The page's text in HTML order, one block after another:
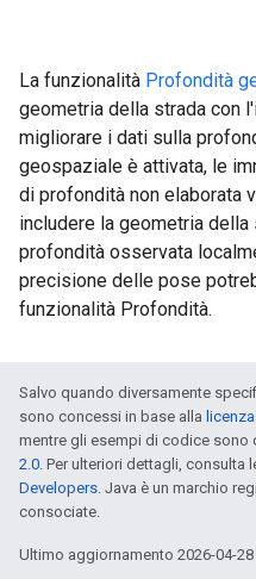
La funzionalità Profondità
geometria della strada con
migliorare i dati sulla
geospaziale è attivata, le
di profondità non elaborata
includere la geometria
profondità osservata
precisione delle pose
funzionalità Profondità.
Salvo quando diversamente
sono concessi in base alla
mentre gli esempi di codice sono
2.0 . Per ulteriori dettagli, consulta
Developers . Java è un marchio
consociate.
Ultimo aggiornamento 2026-04-28